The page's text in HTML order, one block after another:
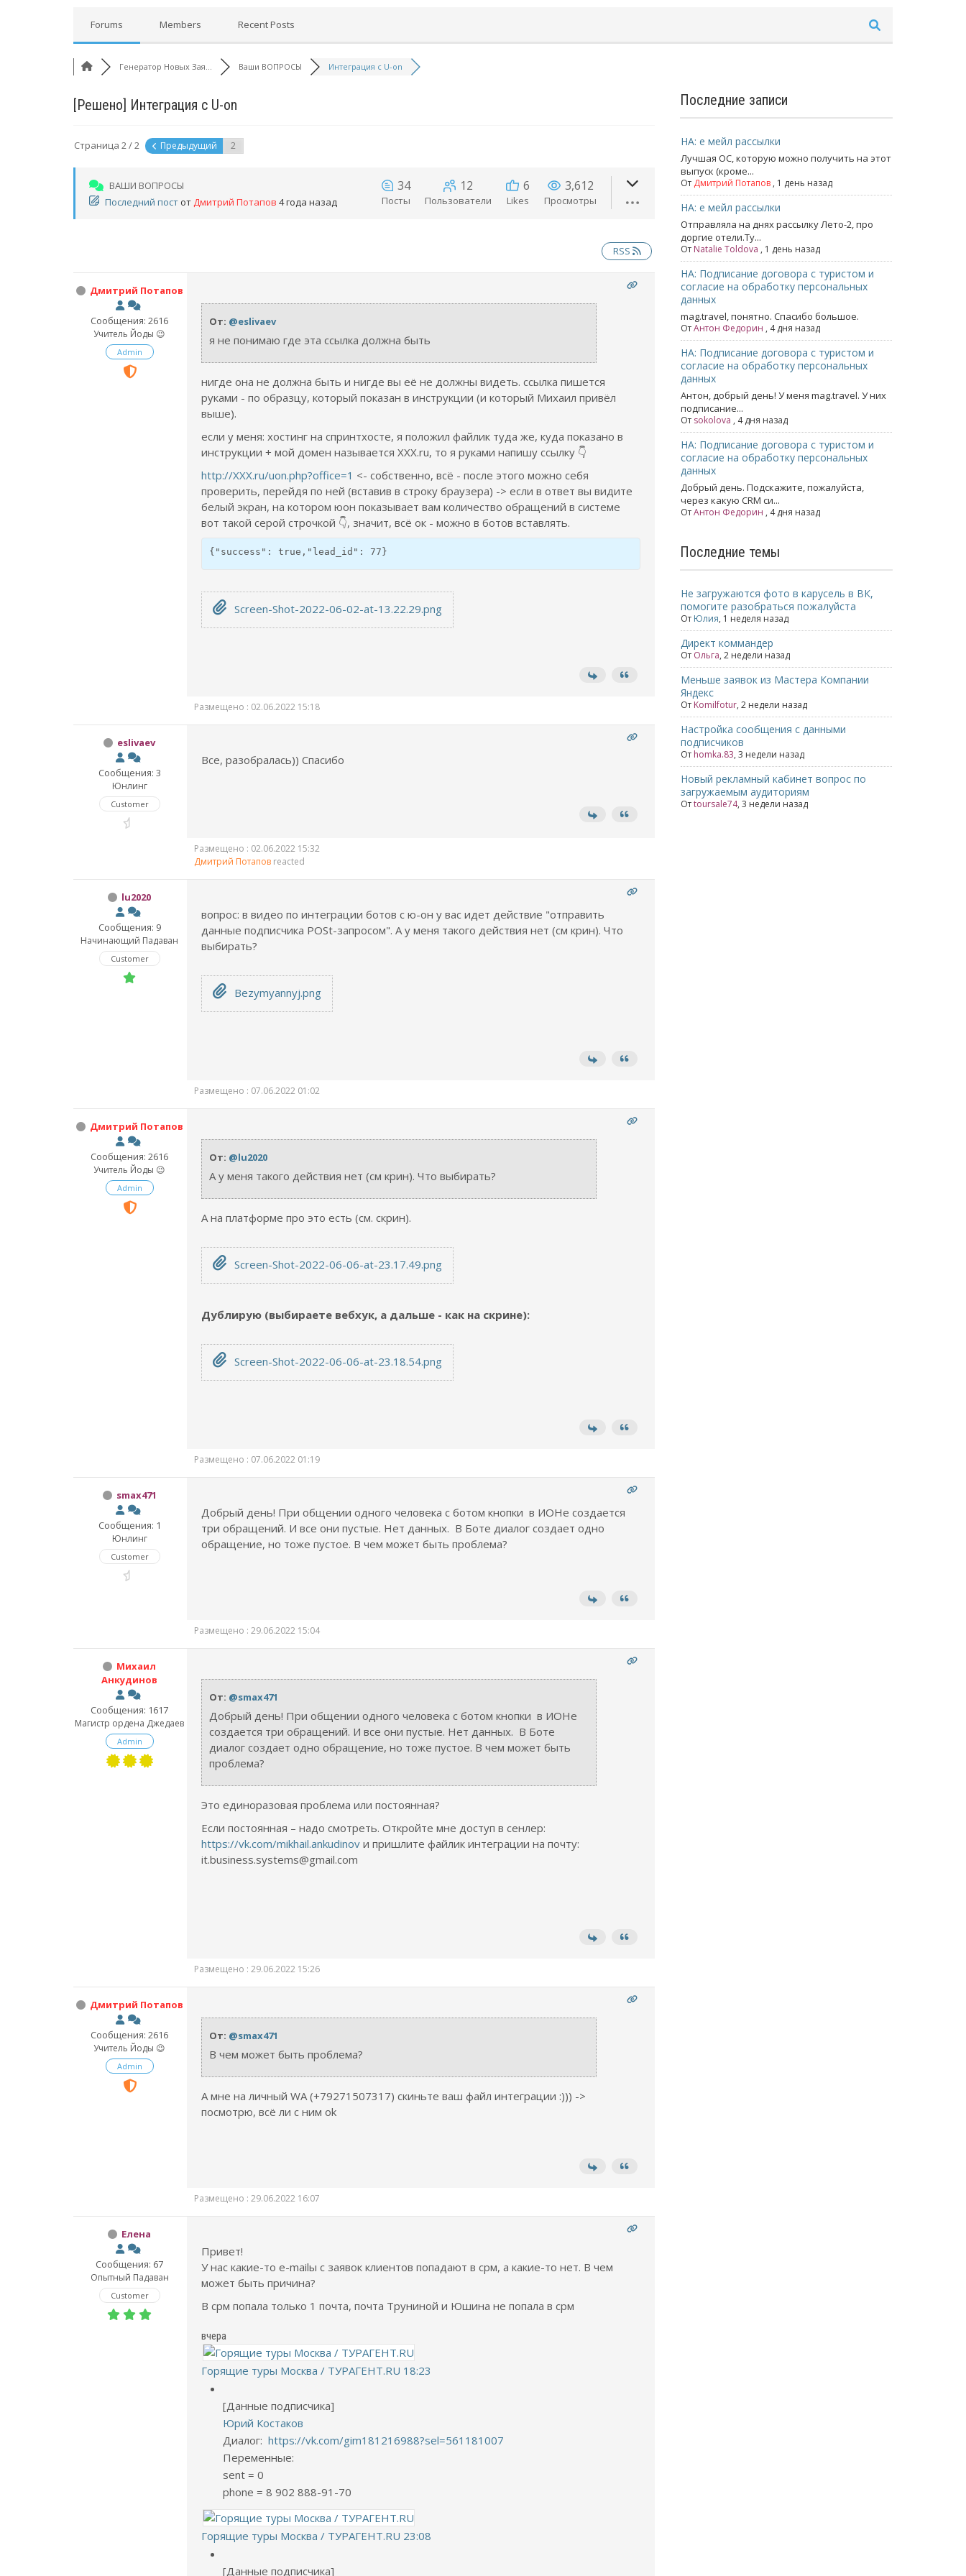
Forums Members Recent Posts
Генератор Новых Зая... Ваши ВОПРОСЫ Интеграция с U-on
[Решено] Интеграция с U-on
Страница 2 / 2 Предыдущий
ВАШИ ВОПРОСЫ
Последний пост от Дмитрий Потапов 4 года назад
34
Посты
12
Пользователи
6
Likes
3,612
Просмотры
RSS
Дмитрий Потапов
Сообщения: 2616
Учитель Йоды 😉
Admin
От: @eslivaev
я не понимаю где эта ссылка должна быть
нигде она не должна быть и нигде вы её не должны видеть. ссылка пишется
руками - по образцу, который показан в инструкции (и который Михаил привёл
выше).
если у меня: хостинг на спринтхосте, я положил файлик туда же, куда показано в
инструкции + мой домен называется XXX.ru, то я руками напишу ссылку 👇
http://XXX.ru/uon.php?office=1 <- собственно, всё - после этого можно себя
проверить, перейдя по ней (вставив в строку браузера) -> если в ответ вы видите
белый экран, на котором юон показывает вам количество обращений в системе
вот такой серой строчкой 👇, значит, всё ок - можно в ботов вставлять.
{"success": true,"lead_id": 77}
Screen-Shot-2022-06-02-at-13.22.29.png
Размещено : 02.06.2022 15:18
eslivaev
Сообщения: 3
Юнлинг
Customer
Все, разобралась)) Спасибо
Размещено : 02.06.2022 15:32
Дмитрий Потапов reacted
lu2020
Сообщения: 9
Начинающий Падаван
Customer
вопрос: в видео по интеграции ботов с ю-он у вас идет действие "отправить
данные подписчика POSt-запросом". А у меня такого действия нет (см крин). Что
выбирать?
Bezymyannyj.png
Размещено : 07.06.2022 01:02
Дмитрий Потапов
Сообщения: 2616
Учитель Йоды 😉
Admin
От: @lu2020
А у меня такого действия нет (см крин). Что выбирать?
А на платформе про это есть (см. скрин).
Screen-Shot-2022-06-06-at-23.17.49.png
Дублирую (выбираете вебхук, а дальше - как на скрине):
Screen-Shot-2022-06-06-at-23.18.54.png
Размещено : 07.06.2022 01:19
smax471
Сообщения: 1
Юнлинг
Customer
Добрый день! При общении одного человека с ботом кнопки в ИОНе создается
три обращений. И все они пустые. Нет данных. В Боте диалог создает одно
обращение, но тоже пустое. В чем может быть проблема?
Размещено : 29.06.2022 15:04
Михаил
Анкудинов
Сообщения: 1617
Магистр ордена Джедаев
Admin
От: @smax471
Добрый день! При общении одного человека с ботом кнопки в ИОНе
создается три обращений. И все они пустые. Нет данных. В Боте
диалог создает одно обращение, но тоже пустое. В чем может быть
проблема?
Это единоразовая проблема или постоянная?
Если постоянная – надо смотреть. Откройте мне доступ в сенлер:
https://vk.com/mikhail.ankudinov и пришлите файлик интеграции на почту:
it.business.systems@gmail.com
Размещено : 29.06.2022 15:26
Дмитрий Потапов
Сообщения: 2616
Учитель Йоды 😉
Admin
От: @smax471
В чем может быть проблема?
А мне на личный WA (+79271507317) скиньте ваш файл интеграции :))) ->
посмотрю, всё ли с ним ok
Размещено : 29.06.2022 16:07
Елена
Сообщения: 67
Опытный Падаван
Customer
Привет!
У нас какие-то e-mailы с заявок клиентов попадают в срм, а какие-то нет. В чем
может быть причина?
В срм попала только 1 почта, почта Труниной и Юшина не попала в срм
вчера
Горящие туры Москва / ТУРАГЕНТ.RU 18:23
[Данные подписчика]
Юрий Костаков
Диалог: https://vk.com/gim181216988?sel=561181007
Переменные:
sent = 0
phone = 8 902 888-91-70
Горящие туры Москва / ТУРАГЕНТ.RU 23:08
[Данные подписчика]
Последние записи
НА: е мейл рассылки
Лучшая ОС, которую можно получить на этот
выпуск (кроме...
От Дмитрий Потапов, 1 день назад
НА: е мейл рассылки
Отправляла на днях рассылку Лето-2, про
доргие отели.Ту...
От Natalie Toldova , 1 день назад
НА: Подписание договора с туристом и
согласие на обработку персональных
данных
mag.travel, понятно. Спасибо большое.
ОтАнтон Федорин , 4 дня назад
НА: Подписание договора с туристом и
согласие на обработку персональных
данных
Антон, добрый день! У меня mag.travel. У них
подписание...
От sokolova , 4 дня назад
НА: Подписание договора с туристом и
согласие на обработку персональных
данных
Добрый день. Подскажите, пожалуйста,
через какую CRM си...
ОтАнтон Федорин , 4 дня назад
Последние темы
Не загружаются фото в карусель в ВК,
помогите разобраться пожалуйста
От Юлия, 1 неделя назад
Директ коммандер
От Ольга, 2 недели назад
Меньше заявок из Мастера Компании
Яндекс
От Komilfotur, 2 недели назад
Настройка сообщения с данными
подписчиков
От homka.83, 3 недели назад
Новый рекламный кабинет вопрос по
загружаемым аудиториям
Отtoursale74, 3 недели назад